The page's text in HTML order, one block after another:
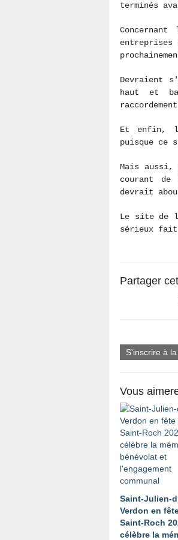
terminés
Devraient
haut et
Et enfin,
puisque ce
Mais aussi,
courant de
devrait
Le site de
sérieux
Partager
S'inscrire à
Vous
Saint-Julien-
Verdon en
Saint-Roch
célèbre la